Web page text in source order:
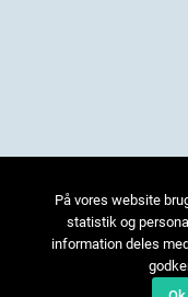
På vores website
statistik og
information deles